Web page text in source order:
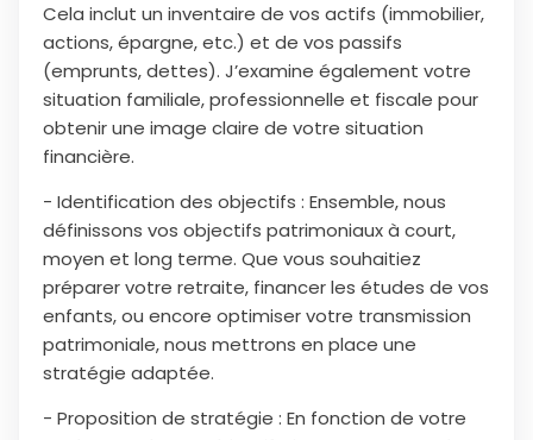
Cela inclut un inventaire de vos actifs (immobilier,
actions, épargne, etc.) et de vos passifs
(emprunts, dettes). J’examine également votre
situation familiale, professionnelle et fiscale pour
obtenir une image claire de votre situation
financière.
- Identification des objectifs : Ensemble, nous
définissons vos objectifs patrimoniaux à court,
moyen et long terme. Que vous souhaitiez
préparer votre retraite, financer les études de vos
enfants, ou encore optimiser votre transmission
patrimoniale, nous mettrons en place une
stratégie adaptée.
- Proposition de stratégie : En fonction de votre